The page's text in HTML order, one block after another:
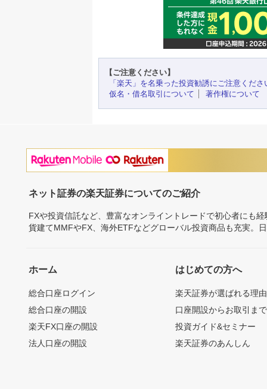
【ご注意ください】
「楽天」を名乗った投資勧誘にご注意くださ
仮名・借名取引について
著作権について
ネット証券の楽天証券についてのご紹介
FXや投資信託など、豊富なオンライントレードで初心者にも
貨建てMMFやFX、海外ETFなどグローバル投資商品も充実。
ホーム
総合口座ログイン
総合口座の開設
楽天FX口座の開設
法人口座の開設
はじめての方へ
楽天証券が選ばれる理由
口座開設からお取引ま
投資ガイド&セミナー
楽天証券のあんしん